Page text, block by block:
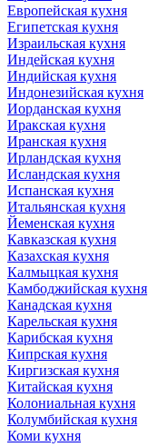
Европейская кухня
Египетская кухня
Израильская кухня
Индейская кухня
Индийская кухня
Индонезийская кухня
Иорданская кухня
Иракская кухня
Иранская кухня
Ирландская кухня
Исландская кухня
Испанская кухня
Итальянская кухня
Йеменская кухня
Кавказская кухня
Казахская кухня
Калмыцкая кухня
Камбоджийская кухня
Канадская кухня
Карельская кухня
Карибская кухня
Кипрская кухня
Киргизская кухня
Китайская кухня
Колониальная кухня
Колумбийская кухня
Коми кухня